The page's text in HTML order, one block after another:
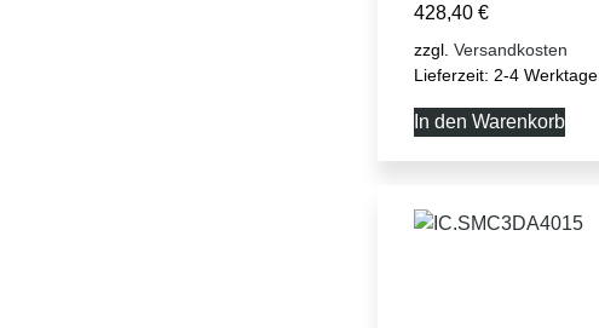
428,40 €
zzgl. Versandkosten
Lieferzeit: 2-4 Werktage
In den Warenkorb